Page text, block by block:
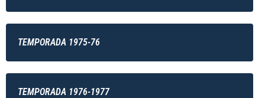
TEMPORADA 1975-76
TEMPORADA 1976-1977